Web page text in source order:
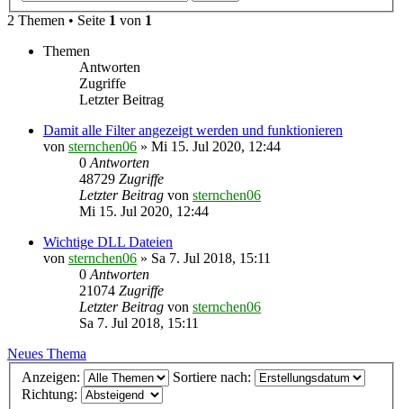
2 Themen • Seite 1 von 1
Themen
Antworten
Zugriffe
Letzter Beitrag
Damit alle Filter angezeigt werden und funktionieren
von sternchen06 » Mi 15. Jul 2020, 12:44
0 Antworten
48729 Zugriffe
Letzter Beitrag von sternchen06
Mi 15. Jul 2020, 12:44
Wichtige DLL Dateien
von sternchen06 » Sa 7. Jul 2018, 15:11
0 Antworten
21074 Zugriffe
Letzter Beitrag von sternchen06
Sa 7. Jul 2018, 15:11
Neues Thema
Anzeigen:
Sortiere nach:
Richtung: